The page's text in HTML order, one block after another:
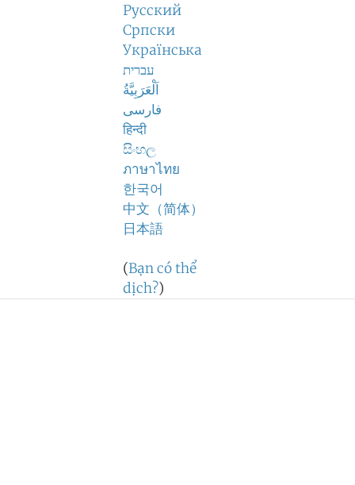
Русский
Српски
Українська
עברית
اَلْعَرَبِيَّةُ
فارسی
हिन्दी
සිංහල
ภาษาไทย
한국어
中文（简体）
日本語
(Bạn có thể
dịch?)